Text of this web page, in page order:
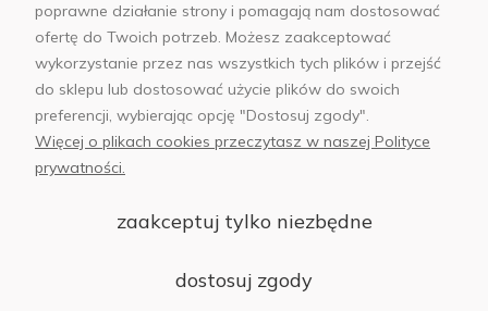
sklep@abfoto.pl
+48 797 971 275
© 2025 Wszelkie prawa zastrzeżone. Serwis własnością:
Sp. z o.o.
poprawne działanie strony i pomagają nam dostosować
ofertę do Twoich potrzeb. Możesz zaakceptować
wykorzystanie przez nas wszystkich tych plików i przejść
do sklepu lub dostosować użycie plików do swoich
preferencji, wybierając opcję "Dostosuj zgody".
Więcej o plikach cookies przeczytasz w naszej Polityce
prywatności.
zaakceptuj tylko niezbędne
dostosuj zgody